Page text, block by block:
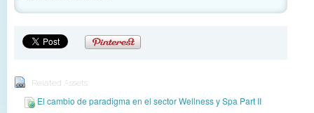
Related Assets:
El cambio de paradigma en el sector Wellness y Spa Part II